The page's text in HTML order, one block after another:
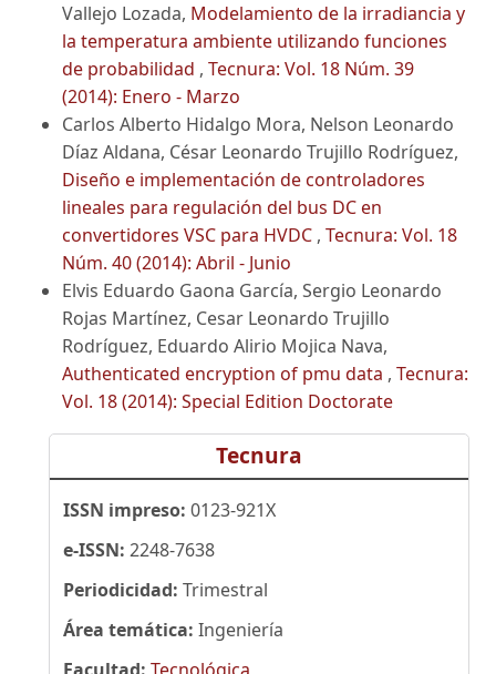
Vallejo Lozada, Modelamiento de la irradiancia y
la temperatura ambiente utilizando funciones
de probabilidad , Tecnura: Vol. 18 Núm. 39
(2014): Enero - Marzo
Carlos Alberto Hidalgo Mora, Nelson Leonardo
Díaz Aldana, César Leonardo Trujillo Rodríguez,
Diseño e implementación de controladores
lineales para regulación del bus DC en
convertidores VSC para HVDC , Tecnura: Vol. 18
Núm. 40 (2014): Abril - Junio
Elvis Eduardo Gaona García, Sergio Leonardo
Rojas Martínez, Cesar Leonardo Trujillo
Rodríguez, Eduardo Alirio Mojica Nava,
Authenticated encryption of pmu data , Tecnura:
Vol. 18 (2014): Special Edition Doctorate
Tecnura
ISSN impreso: 0123-921X
e-ISSN: 2248-7638
Periodicidad: Trimestral
Área temática: Ingeniería